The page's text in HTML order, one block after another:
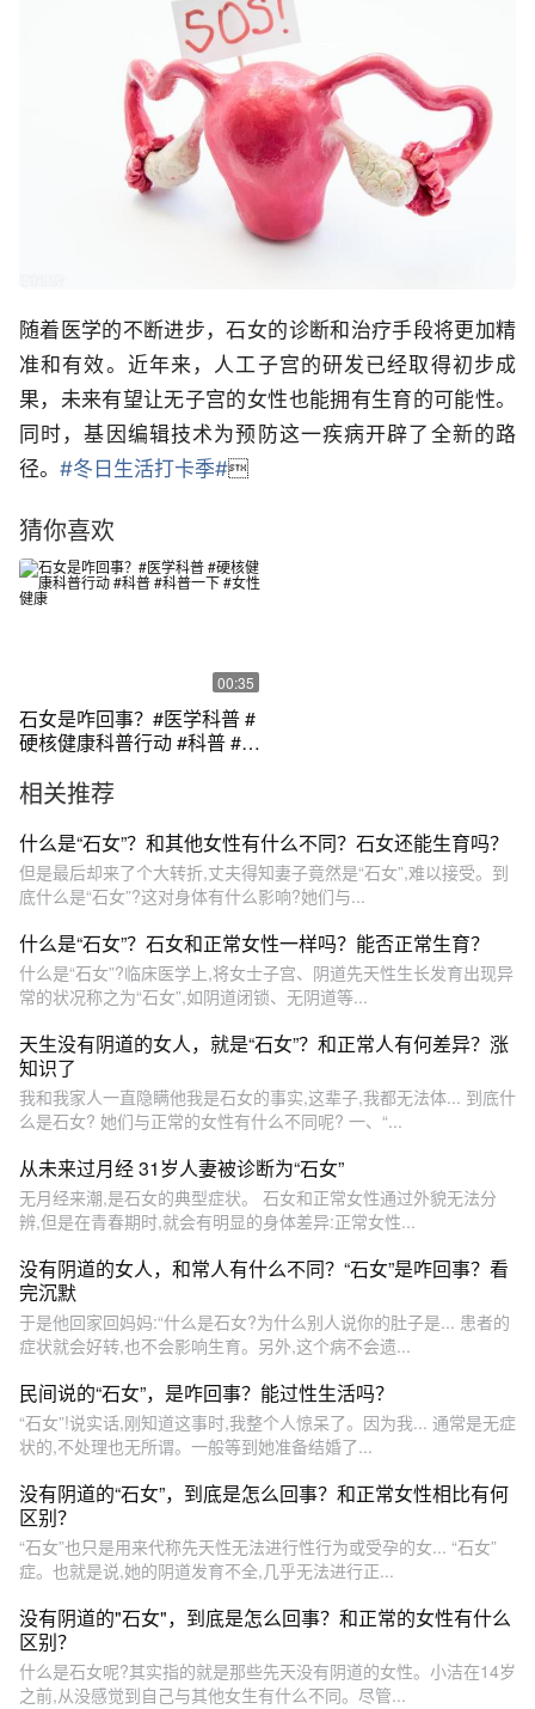
随着医学的不断进步，石女的诊断和治疗手段将更加精
准和有效。近年来，人工子宫的研发已经取得初步成
果，未来有望让无子宫的女性也能拥有生育的可能性。
同时，基因编辑技术为预防这一疾病开辟了全新的路
径。 #冬日生活打卡季#
猜你喜欢
00:35
石女是咋回事？#医学科普 #
硬核健康科普行动 #科普 #科
相关推荐
什么是“石女”？和其他女性有什么不同？石女还能生育吗？
但是最后却来了个大转折,丈夫得知妻子竟然是“石女”,难以接受。到
底什么是“石女”?这对身体有什么影响?她们与...
什么是“石女”？石女和正常女性一样吗？能否正常生育？
什么是“石女”?临床医学上,将女士子宫、阴道先天性生长发育出现异
常的状况称之为“石女”,如阴道闭锁、无阴道等...
天生没有阴道的女人，就是“石女”？和正常人有何差异？涨
知识了
我和我家人一直隐瞒他我是石女的事实,这辈子,我都无法体... 到底什
么是石女? 她们与正常的女性有什么不同呢? 一、“...
从未来过月经 31岁人妻被诊断为“石女”
无月经来潮,是石女的典型症状。 石女和正常女性通过外貌无法分
辨,但是在青春期时,就会有明显的身体差异:正常女性...
没有阴道的女人，和常人有什么不同？“石女”是咋回事？看
完沉默
于是他回家回妈妈:“什么是石女?为什么别人说你的肚子是... 患者的
症状就会好转,也不会影响生育。另外,这个病不会遗...
民间说的“石女”，是咋回事？能过性生活吗？
“石女”!说实话,刚知道这事时,我整个人惊呆了。因为我... 通常是无症
状的,不处理也无所谓。一般等到她准备结婚了...
没有阴道的“石女”，到底是怎么回事？和正常女性相比有何
区别？
“石女”也只是用来代称先天性无法进行性行为或受孕的女... “石女”
症。也就是说,她的阴道发育不全,几乎无法进行正...
没有阴道的"石女"，到底是怎么回事？和正常的女性有什么
区别？
什么是石女呢?其实指的就是那些先天没有阴道的女性。小洁在14岁
之前,从没感觉到自己与其他女生有什么不同。尽管...